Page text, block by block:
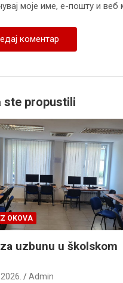
моје име, е-пошту и
ste propustili
OKOVA
uzbunu u školskom
Admin